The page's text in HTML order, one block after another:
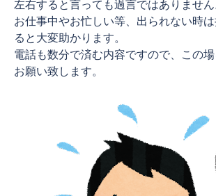
左右すると言っても過言ではありません
お仕事中やお忙しい等、出られない時
ると大変助かります。
電話も数分で済む内容ですので、この
お願い致します。